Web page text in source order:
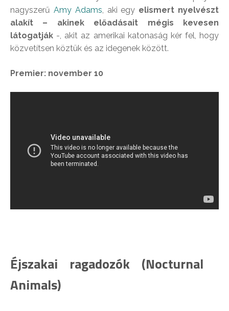
nagyszerű Amy Adams, aki egy elismert nyelvészt
alakít – akinek előadásait mégis kevesen
látogatják -, akit az amerikai katonaság kér fel, hogy
közvetítsen köztük és az idegenek között.
Premier: november 10
Éjszakai ragadozók (Nocturnal
Animals)